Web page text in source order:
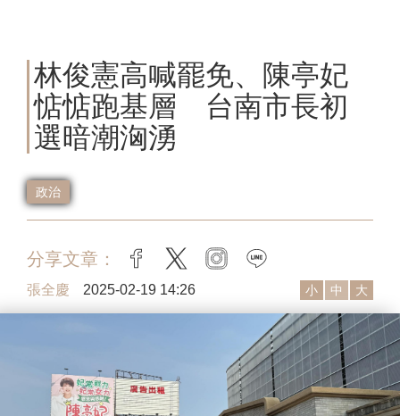
林俊憲高喊罷免、陳亭妃
惦惦跑基層 台南市長初
選暗潮洶湧
政治
分享文章： facebook
twitter instagram
張全慶 2025-02-19 14:26 小 中 大